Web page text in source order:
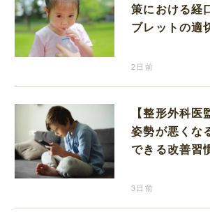
策における経
ブレットの適
2日前
【整形外科
姿勢が悪くな
できる改善習
3日前